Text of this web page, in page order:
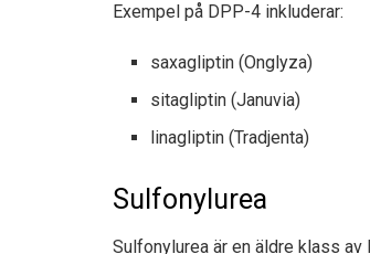
Exempel på DPP-4 inkluderar:
saxagliptin (Onglyza)
sitagliptin (Januvia)
linagliptin (Tradjenta)
Sulfonylurea
Sulfonylurea är en äldre klass